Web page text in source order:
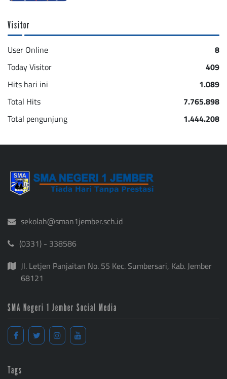
Visitor
User Online
8
Today Visitor
409
Hits hari ini
1.089
Total Hits
7.765.898
Total pengunjung
1.444.208
sekolah@sman1jember.sch.id
(0331) - 338586
Jl. Letjen Panjaitan No. 55 Kec. Sumbersari, Kab. Jember
68121
SMA Negeri 1 Jember Social Media
Tags